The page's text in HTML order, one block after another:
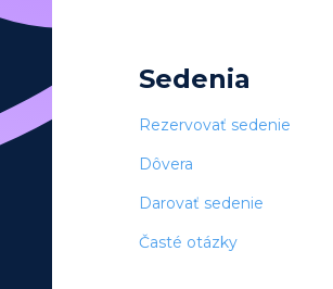
Sedenia
Rezervovať sedenie
Dôvera
Darovať sedenie
Časté otázky